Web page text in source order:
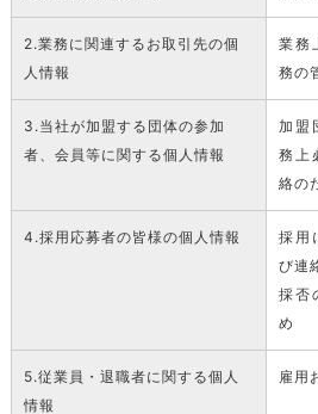
2.業務に関連するお取引先の個
人情報
業務
務の
3.当社が加盟する団体の参加
者、会員等に関する個人情報
加盟
務上
絡の
4.採用応募者の皆様の個人情報
採用
び連
採否
め
5.従業員・退職者に関する個人
情報
雇用